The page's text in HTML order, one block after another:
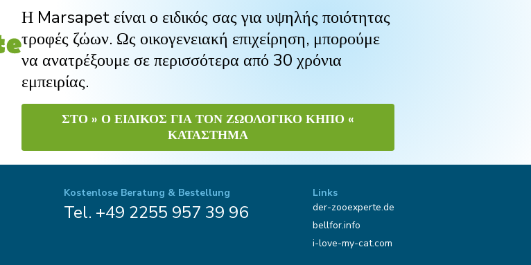
Η Marsapet είναι ο ειδικός σας για υψηλής ποιότητας
τροφές ζώων. Ως οικογενειακή επιχείρηση, μπορούμε
να ανατρέξουμε σε περισσότερα από 30 χρόνια
εμπειρίας.
ΣΤΟ » Ο ΕΙΔΙΚΌΣ ΓΙΑ ΤΟΝ ΖΩΟΛΟΓΙΚΌ ΚΉΠΟ «
ΚΑΤΑΣΤΗΜΑ
Kostenlose Beratung & Bestellung
Tel. +49 2255 957 39 96
Links
der-zooexperte.de
bellfor.info
i-love-my-cat.com